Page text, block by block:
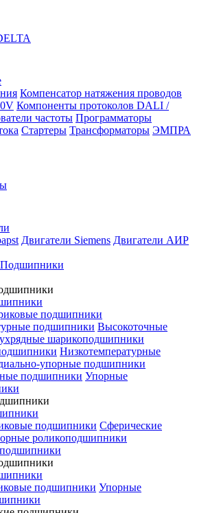
Компенсатор натяжения проводов
Компоненты протоколов DALI /
частоты Программаторы
Стартеры Трансформаторы ЭМПРА
Двигатели Siemens Двигатели АИР
Подшипники
подшипники
подшипники Высокоточные
шарикоподшипники
Низкотемпературные
упорные подшипники
подшипники Упорные
подшипники Сферические
роликоподшипники
подшипники Упорные